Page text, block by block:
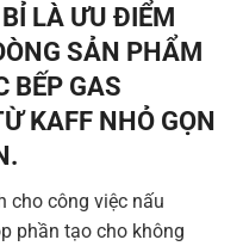
LÀ ƯU ĐIỂM
SẢN PHẨM
BẾP GAS
KAFF NHỎ GỌN
cho công việc nấu
phần tạo cho không